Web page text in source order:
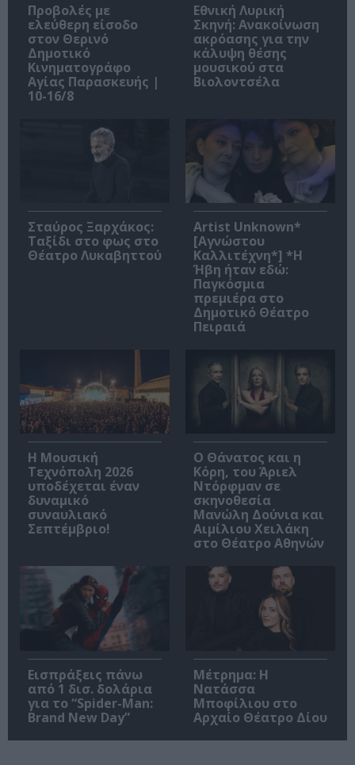
Προβολές με
ελεύθερη είσοδο
στον Θερινό
Δημοτικό
Κινηματογράφο
Αγίας Παρασκευής |
10-16/8
Εθνική Λυρική
Σκηνή: Ανακοίνωση
ακρόασης για την
κάλυψη θέσης
μουσικού στα
Βιολοντσέλα
Σταύρος Ξαρχάκος:
Ταξίδι στο φως στο
Θέατρο Λυκαβηττού
Artist Unknown*
[Αγνώστου
Καλλιτέχνη*] *Η
Ήβη ήταν εδώ:
Παγκόσμια
πρεμιέρα στο
Δημοτικό Θέατρο
Πειραιά
Η Μουσική
Τεχνόπολη 2026
υποδέχεται έναν
δυναμικό
συναυλιακό
Σεπτέμβριο!
Ο Θάνατος και η
Κόρη, του Άριελ
Ντόρφμαν σε
σκηνοθεσία
Μανώλη Δούνια και
Αιμίλιου Χειλάκη
στο Θέατρο Αθηνών
Εισπράξεις πάνω
από 1 δισ. δολάρια
για το “Spider-Man:
Brand New Day”
Μέτρημα: Η
Νατάσσα
Μποφίλιου στο
Αρχαίο Θέατρο Δίου